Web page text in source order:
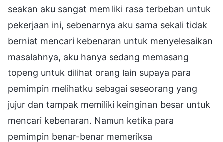
seakan aku sangat memiliki rasa terbeban untuk
pekerjaan ini, sebenarnya aku sama sekali tidak
berniat mencari kebenaran untuk menyelesaikan
masalahnya, aku hanya sedang memasang
topeng untuk dilihat orang lain supaya para
pemimpin melihatku sebagai seseorang yang
jujur dan tampak memiliki keinginan besar untuk
mencari kebenaran. Namun ketika para
pemimpin benar-benar memeriksa